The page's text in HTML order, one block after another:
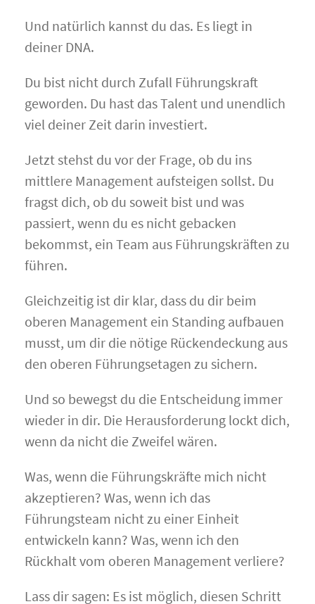
Und natürlich kannst du das. Es liegt in
deiner DNA.
Du bist nicht durch Zufall Führungskraft
geworden. Du hast das Talent und unendlich
viel deiner Zeit darin investiert.
Jetzt stehst du vor der Frage, ob du ins
mittlere Management aufsteigen sollst. Du
fragst dich, ob du soweit bist und was
passiert, wenn du es nicht gebacken
bekommst, ein Team aus Führungskräften zu
führen.
Gleichzeitig ist dir klar, dass du dir beim
oberen Management ein Standing aufbauen
musst, um dir die nötige Rückendeckung aus
den oberen Führungsetagen zu sichern.
Und so bewegst du die Entscheidung immer
wieder in dir. Die Herausforderung lockt dich,
wenn da nicht die Zweifel wären.
Was, wenn die Führungskräfte mich nicht
akzeptieren? Was, wenn ich das
Führungsteam nicht zu einer Einheit
entwickeln kann? Was, wenn ich den
Rückhalt vom oberen Management verliere?
Lass dir sagen: Es ist möglich, diesen Schritt